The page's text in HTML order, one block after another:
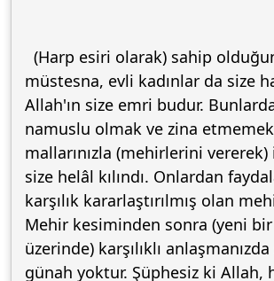
(Harp esiri olarak) sahip
müstesna, evli kadınlar da size
Allah'ın size emri budur.
namuslu olmak ve zina
mallarınızla (mehirlerini
size helâl kılındı. Onlardan
karşılık kararlaştırılmış olan
Mehir kesiminden sonra (yeni
üzerinde) karşılıklı
günah yoktur. Şüphesiz ki Allah,